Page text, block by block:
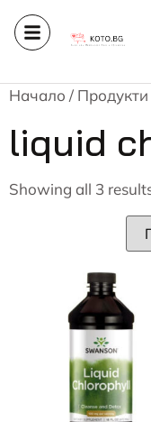
Начало / Продукти
liquid
Showing all 3